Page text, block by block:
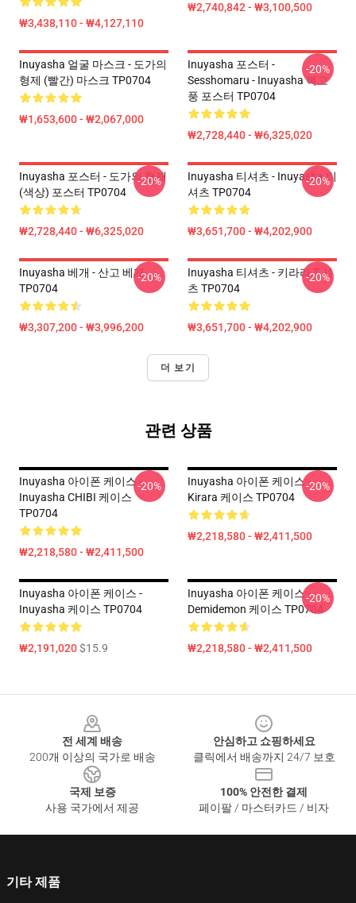
₩3,438,110 - ₩4,127,110
₩2,740,842 - ₩3,100,500
Inuyasha 얼굴 마스크 - 도가의
형제 (빨간) 마스크 TP0704
₩1,653,600 - ₩2,067,000
Inuyasha 포스터 -
Sesshomaru - Inuyasha 복고
풍 포스터 TP0704
₩2,728,440 - ₩6,325,020
-20%
Inuyasha 포스터 - 도가의 형제
(색상) 포스터 TP0704
₩2,728,440 - ₩6,325,020
-20%
Inuyasha 티셔츠 - Inuyasha 티
셔츠 TP0704
₩3,651,700 - ₩4,202,900
-20%
Inuyasha 베개 - 산고 베개
TP0704
₩3,307,200 - ₩3,996,200
-20%
Inuyasha 티셔츠 - 키라라 T 셔
츠 TP0704
₩3,651,700 - ₩4,202,900
-20%
더 보기
관련 상품
Inuyasha 아이폰 케이스 -
Inuyasha CHIBI 케이스
TP0704
₩2,218,580 - ₩2,411,500
-20%
Inuyasha 아이폰 케이스 -
Kirara 케이스 TP0704
₩2,218,580 - ₩2,411,500
-20%
Inuyasha 아이폰 케이스 -
Inuyasha 케이스 TP0704
₩2,191,020$15.9
Inuyasha 아이폰 케이스 -
Demidemon 케이스 TP0704
₩2,218,580 - ₩2,411,500
-20%
전 세계 배송
200개 이상의 국가로 배송
안심하고 쇼핑하세요
클릭에서 배송까지 24/7 보호
국제 보증
사용 국가에서 제공
100% 안전한 결제
페이팔 / 마스터카드 / 비자
기타 제품